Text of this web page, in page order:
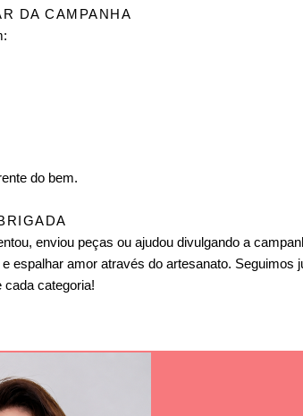
DA CAMPANHA
do bem.
enviou peças ou ajudou divulgando a
espalhar amor através do artesanato. Seguimos
cada categoria!